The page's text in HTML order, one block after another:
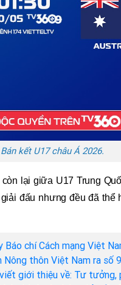
kết U17 châu Á 2026.
lại giữa U17 Trung
đấu nhưng đều đã thể
Báo chí Cách mạng Việt
Nông thôn Việt Nam ra số
giới thiệu về: Tư tưởng,